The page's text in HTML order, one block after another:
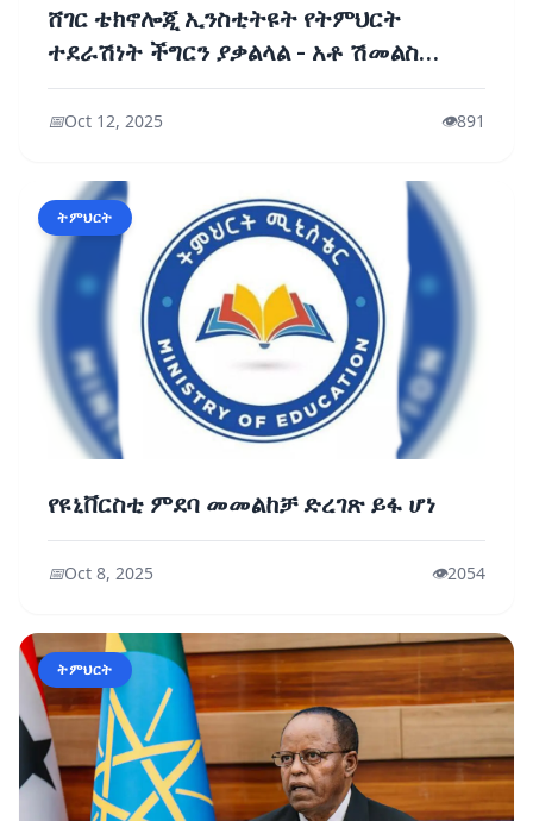
ሸገር ቴክኖሎጂ ኢንስቲትዩት የትምህርት
ተደራሽነት ችግርን ያቃልላል - አቶ ሽመልስ
አብዲሳ
📅Oct 12, 2025 👁️891
ትምህርት
የዩኒቨርስቲ ምደባ መመልከቻ ድረገጽ ይፋ ሆነ
📅Oct 8, 2025 👁️2054
ትምህርት